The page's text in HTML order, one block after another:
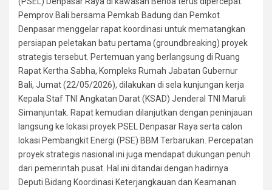
Pemprov Bali bersama Pemkab Badung dan Pemkot
Denpasar menggelar rapat koordinasi untuk mematangkan
persiapan peletakan batu pertama (groundbreaking) proyek
strategis tersebut. Pertemuan yang berlangsung di Ruang
Rapat Kertha Sabha, Kompleks Rumah Jabatan Gubernur
Bali, Jumat (22/05/2026), dilakukan di sela kunjungan kerja
Kepala Staf TNI Angkatan Darat (KSAD) Jenderal TNI Maruli
Simanjuntak. Rapat kemudian dilanjutkan dengan peninjauan
langsung ke lokasi proyek PSEL Denpasar Raya serta calon
lokasi Pembangkit Energi (PSE) BBM Terbarukan. Percepatan
proyek strategis nasional ini juga mendapat dukungan penuh
dari pemerintah pusat. Hal ini ditandai dengan hadirnya
Deputi Bidang Koordinasi Keterjangkauan dan Keamanan